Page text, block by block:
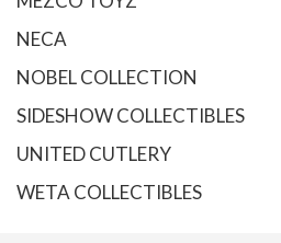
NECA
NOBEL COLLECTION
SIDESHOW COLLECTIBLES
UNITED CUTLERY
WETA COLLECTIBLES